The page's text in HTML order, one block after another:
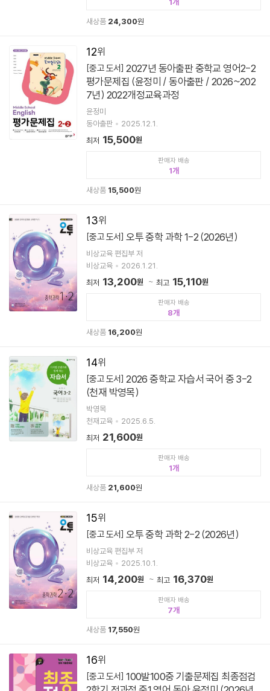
새상품 24,300원
12
[중고 도서] 2027년 동아출판 중학교 영어2-2
평가문제집 (윤정미 / 동아출판 / 2026~202
7년) 2022개정교육과정
윤정미
동아출판
2025.12.1.
최저 15,500원
판매자 배송
1
새상품 15,500원
13
[중고 도서] 오투 중학 과학 1-2 (2026년)
비상교육 편집부 저
비상교육
2026.1.21.
최저 13,200원 최고 15,110원
판매자 배송
8
새상품 16,200원
14
[중고 도서] 2026 중학교 자습서 국어 중 3-2
(천재 박영목)
박영목
천재교육
2025.6.5.
최저 21,600원
판매자 배송
1
새상품 21,600원
15
[중고 도서] 오투 중학 과학 2-2 (2026년)
비상교육 편집부 저
비상교육
2025.10.1.
최저 14,200원 최고 16,370원
판매자 배송
7
새상품 17,550원
16
[중고 도서] 100발100중 기출문제집 최종점검